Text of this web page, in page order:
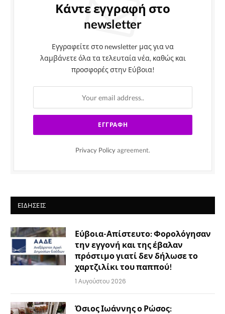
Κάντε εγγραφή στο
newsletter
Εγγραφείτε στο newsletter μας για να
λαμβάνετε όλα τα τελευταία νέα, καθώς και
προσφορές στην Εύβοια!
Privacy Policy agreement.
ΕΙΔΉΣΕΙΣ
Εύβοια-Απίστευτο: Φορολόγησαν
την εγγονή και της έβαλαν
πρόστιμο γιατί δεν δήλωσε το
χαρτζιλίκι του παππού!
1 Αυγούστου 2026
Όσιος Ιωάννης ο Ρώσος: